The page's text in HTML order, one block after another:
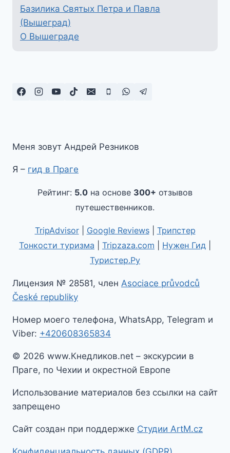
Базилика Святых Петра и Павла
(Вышеград)
О Вышеграде
Меня зовут Андрей Резников
Я – гид в Праге
Рейтинг: 5.0 на основе 300+ отзывов
путешественников.
TripAdvisor| Google Reviews| Трипстер
Тонкости туризма
Tripzaza.com Нужен Гид
Туристер.Ру
Лицензия № 28581, член Asociace průvodců
České republiky
Номер моего телефона, WhatsApp, Telegram и
Viber: +420608365834
© 2026 www.Кнедликов.net – экскурсии в
Праге, по Чехии и окрестной Европе
Использование материалов без ссылки на сайт
запрещено
Сайт создан при поддержке Студии ArtM.cz